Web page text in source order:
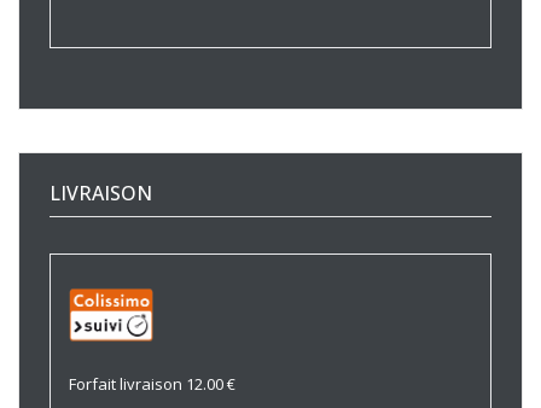
LIVRAISON
Forfait livraison 12.00 €